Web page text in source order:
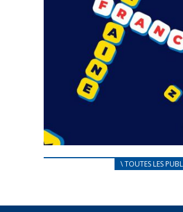
CARNET D’ACCUEIL
Afin d’accompagner au mieux les
\ TOUTES LES